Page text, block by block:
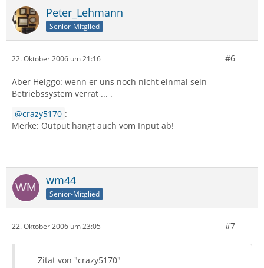
Peter_Lehmann
Senior-Mitglied
22. Oktober 2006 um 21:16 #6
Aber Heiggo: wenn er uns noch nicht einmal sein
Betriebssystem verrät ... .
crazy5170 :
Merke: Output hängt auch vom Input ab!
wm44
Senior-Mitglied
22. Oktober 2006 um 23:05 #7
Zitat von "crazy5170"